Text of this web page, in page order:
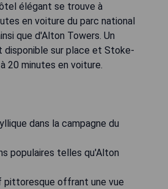
élégant se trouve à
en voiture du parc national
que d'Alton Towers. Un
disponible sur place et Stoke-
20 minutes en voiture.
dans la campagne du
populaires telles qu'Alton
pittoresque offrant une vue